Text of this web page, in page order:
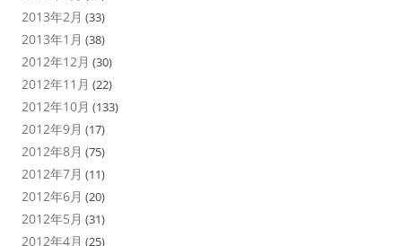
2013年2月 (33)
2013年1月 (38)
2012年12月 (30)
2012年11月 (22)
2012年10月 (133)
2012年9月 (17)
2012年8月 (75)
2012年7月 (11)
2012年6月 (20)
2012年5月 (31)
2012年4月 (25)